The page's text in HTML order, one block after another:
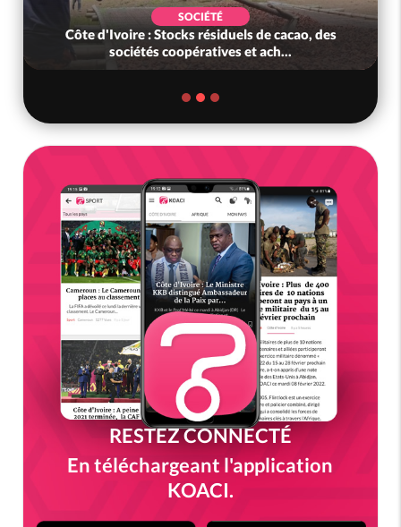
SOCIÉTÉ
Côte d'Ivoire : Stocks résiduels de cacao, des
sociétés coopératives et ach...
RESTEZ CONNECTÉ
En téléchargeant l'application
KOACI.